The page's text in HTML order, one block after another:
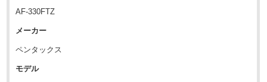
AF-330FTZ
メーカー
ペンタックス
モデル